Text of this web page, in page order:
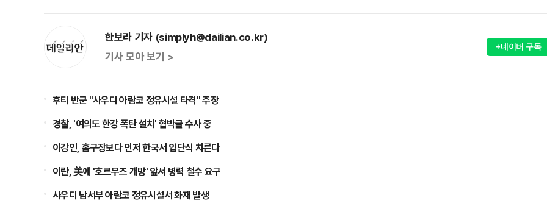
한보라 기자 (simplyh@dailian.co.kr)
기사 모아 보기 >
+네이버 구독
후티 반군 "사우디 아람코 정유시설 타격" 주장
경찰, '여의도 한강 폭탄 설치' 협박글 수사 중
이강인, 홈구장보다 먼저 한국서 입단식 치른다
이란, 美에 '호르무즈 개방' 앞서 병력 철수 요구
사우디 남서부 아람코 정유시설서 화재 발생